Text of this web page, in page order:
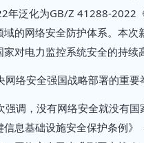
年泛化为GB/Z 41288-2022
的网络安全防护体系。本
对电力监控系统安全的持续
网络安全强国战略部署的重要
强调，没有网络安全就没有
息基础设施安全保护条例